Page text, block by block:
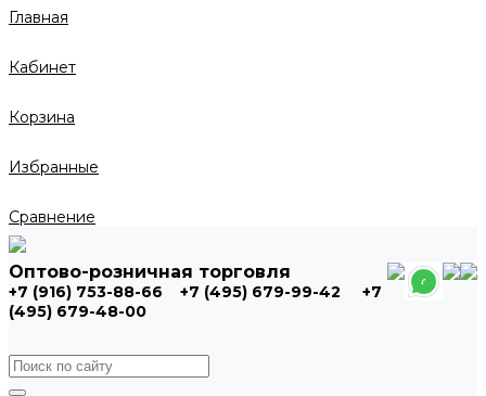
Главная
Кабинет
Корзина
Избранные
Сравнение
Оптово-розничная торговля
+7 (916) 753-88-66 +7 (495) 679-99-42
+7
(495) 679-48-00